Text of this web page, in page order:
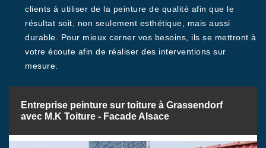
clients à utiliser de la peinture de qualité afin que le
résultat soit, non seulement esthétique, mais aussi
durable. Pour mieux cerner vos besoins, ils se mettront à
votre écoute afin de réaliser des interventions sur
mesure.
Entreprise peinture sur toiture à Grassendorf
avec M.K Toiture - Facade Alsace